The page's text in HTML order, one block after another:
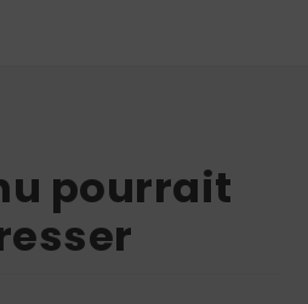
pourrait